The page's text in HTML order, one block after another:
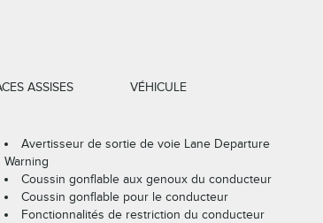
ASSISES VÉHICULE
Avertisseur de sortie de voie Lane Departure
Warning
Coussin gonflable aux genoux du conducteur
Coussin gonflable pour le conducteur
Fonctionnalités de restriction du conducteur